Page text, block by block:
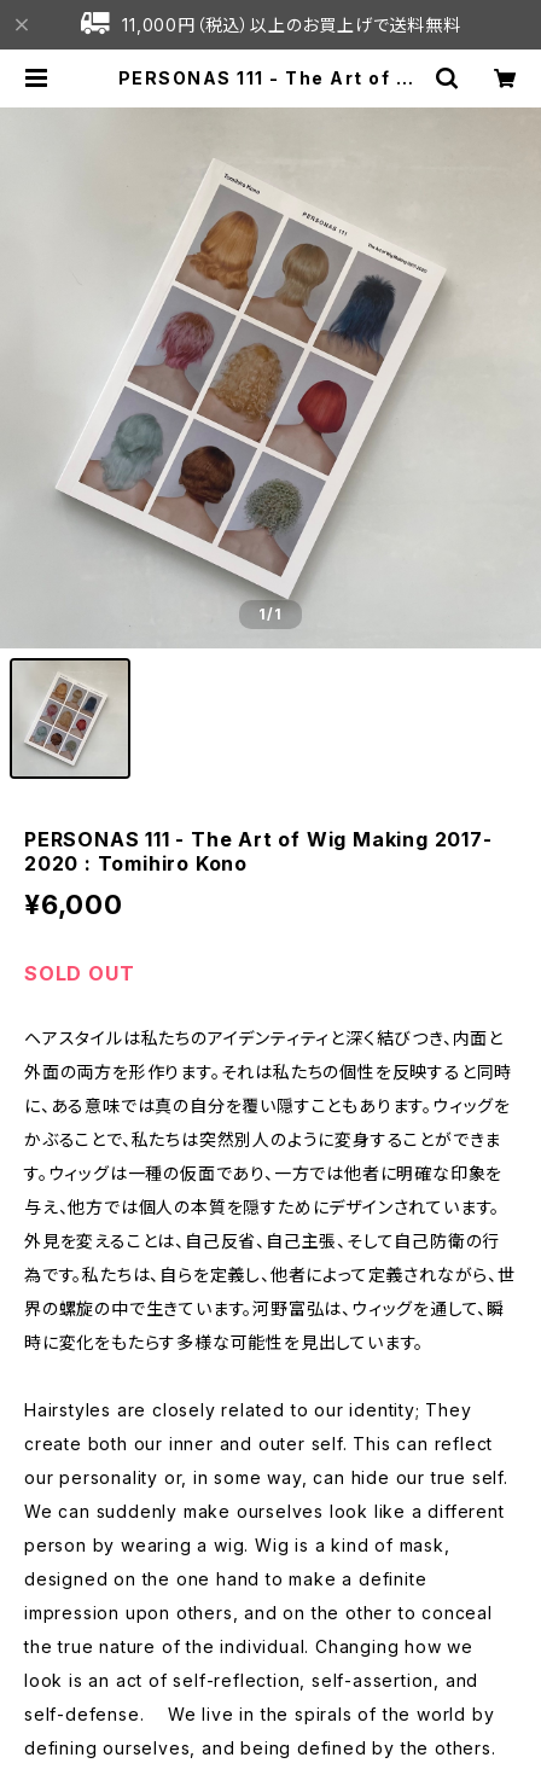
11,000円（税込）以上のお買上げで送料無料
PERSONAS 111 - The Art of Wi
1/1
PERSONAS 111 - The Art of Wig Making 2017-
2020 : Tomihiro Kono
¥6,000
SOLD OUT
ヘアスタイルは私たちのアイデンティティと深く結びつき、内面と
外面の両方を形作ります。それは私たちの個性を反映すると同時
に、ある意味では真の自分を覆い隠すこともあります。ウィッグを
かぶることで、私たちは突然別人のように変身することができま
す。ウィッグは一種の仮面であり、一方では他者に明確な印象を
与え、他方では個人の本質を隠すためにデザインされています。
外見を変えることは、自己反省、自己主張、そして自己防衛の行
為です。私たちは、自らを定義し、他者によって定義されながら、世
界の螺旋の中で生きています。河野富弘は、ウィッグを通して、瞬
時に変化をもたらす多様な可能性を見出しています。
Hairstyles are closely related to our identity; They
create both our inner and outer self. This can reflect
our personality or, in some way, can hide our true self.
We can suddenly make ourselves look like a different
person by wearing a wig. Wig is a kind of mask,
designed on the one hand to make a definite
impression upon others, and on the other to conceal
the true nature of the individual. Changing how we
look is an act of self-reflection, self-assertion, and
self-defense. We live in the spirals of the world by
defining ourselves, and being defined by the others.